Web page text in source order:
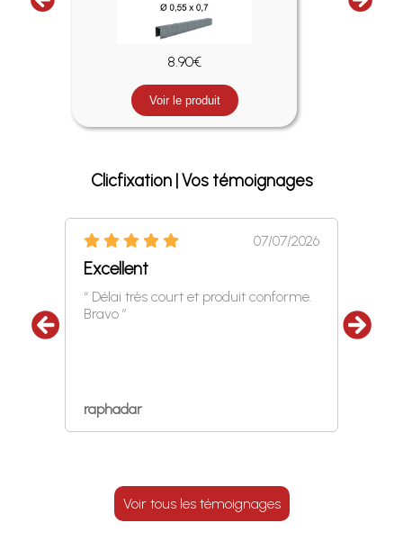
8.90€
Voir le produit
Clicfixation | Vos témoignages
07/07/2026
Excellent
“ Délai très court et produit conforme.
Bravo ”
raphadar
seul
Voir tous les témoignages